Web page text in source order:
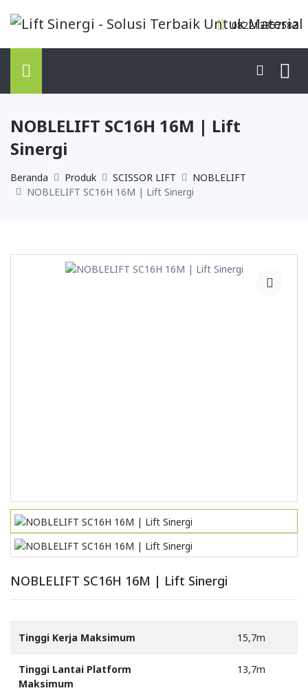
082213357582
NOBLELIFT SC16H 16M | Lift
Sinergi
Beranda Produk SCISSOR LIFT
NOBLELIFT
NOBLELIFT SC16H 16M | Lift Sinergi
NOBLELIFT SC16H 16M | Lift Sinergi
Tinggi Kerja Maksimum 15,7m
Tinggi Lantai Platform
Maksimum
13,7m